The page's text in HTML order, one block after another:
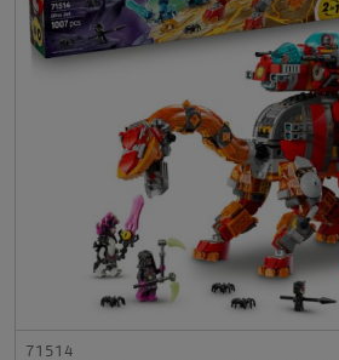
71514